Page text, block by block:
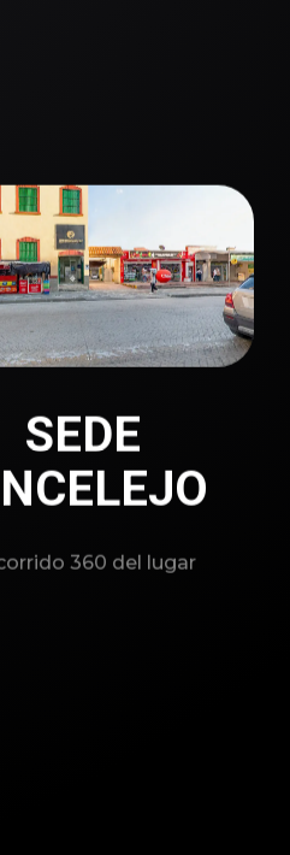
SEDE
360 del lugar